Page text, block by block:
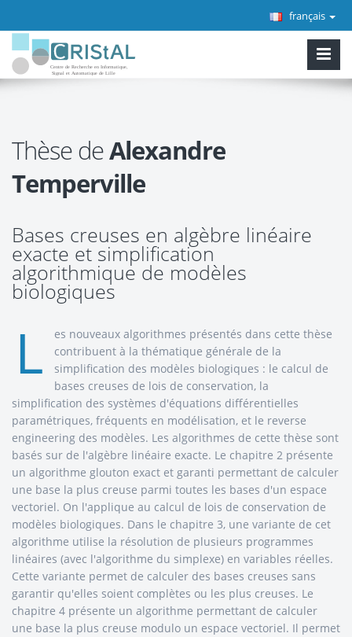
français
Thèse deAlexandre
Temperville
Bases creuses en algèbre linéaire
exacte et simplification
algorithmique de modèles
biologiques
L
es nouveaux algorithmes présentés dans cette thèse
contribuent à la thématique générale de la
simplification des modèles biologiques : le calcul de
bases creuses de lois de conservation, la
simplification des systèmes d'équations différentielles
paramétriques, fréquents en modélisation, et le reverse
engineering des modèles. Les algorithmes de cette thèse sont
basés sur de l'algèbre linéaire exacte. Le chapitre 2 présente
un algorithme glouton exact et garanti permettant de calculer
une base la plus creuse parmi toutes les bases d'un espace
vectoriel. On l'applique au calcul de lois de conservation de
modèles biologiques. Dans le chapitre 3, une variante de cet
algorithme utilise la résolution de plusieurs programmes
linéaires (avec l'algorithme du simplexe) en variables réelles.
Cette variante permet de calculer des bases creuses sans
garantir qu'elles soient complètes ou les plus creuses. Le
chapitre 4 présente un algorithme permettant de calculer
une base la plus creuse modulo un espace vectoriel. Il permet